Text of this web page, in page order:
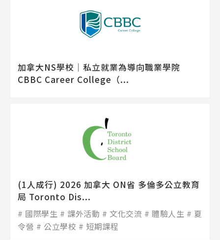
加拿大NS學校│私立就業為導向職業學院
CBBC Career College（...
(1人成行) 2026 加拿大 ON省 多倫多公立教育
局 Toronto Dis...
國際學生 課外活動 文化交流 體驗人生
夏
令營
公立學校 短期課程